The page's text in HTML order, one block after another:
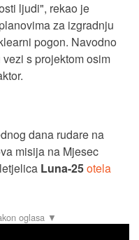
ljudi", rekao je
za izgradnju
pogon. Navodno
s projektom osim
dana rudare na
misija na Mjesec
Luna-25otela